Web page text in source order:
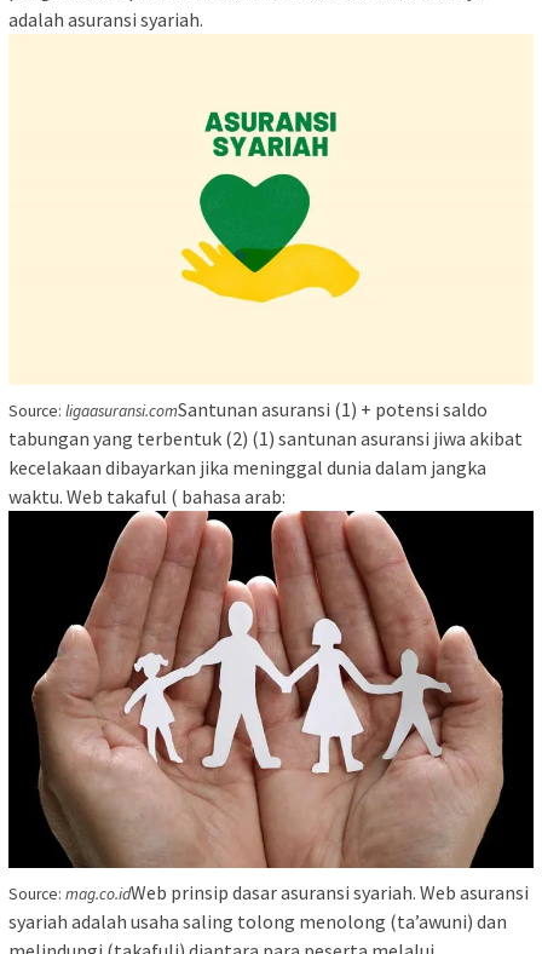
adalah asuransi syariah.
Source: ligaasuransi.comSantunan asuransi (1) + potensi saldo
tabungan yang terbentuk (2) (1) santunan asuransi jiwa akibat
kecelakaan dibayarkan jika meninggal dunia dalam jangka
waktu. Web takaful ( bahasa arab:
Source: mag.co.idWeb prinsip dasar asuransi syariah. Web asuransi
syariah adalah usaha saling tolong menolong (ta’awuni) dan